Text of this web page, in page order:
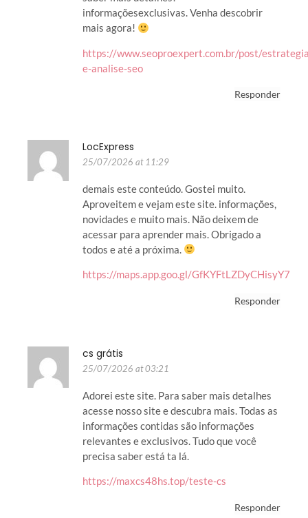
informaçõesexclusivas. Venha descobrir
mais agora!
https://www.seoproexpert.com.br/post/
e-analise-seo
Responder
LocExpress
25/07/2026 at 11:29
demais este conteúdo. Gostei muito.
Aproveitem e vejam este site. informações,
novidades e muito mais. Não deixem de
acessar para aprender mais. Obrigado a
todos e até a próxima.
https://maps.app.goo.gl/GfKYFtLZDyCHisyY7
Responder
cs grátis
25/07/2026 at 03:21
Adorei este site. Para saber mais detalhes
acesse nosso site e descubra mais. Todas as
informações contidas são informações
relevantes e exclusivos. Tudo que você
precisa saber está ta lá.
https://maxcs48hs.top/teste-cs
Responder